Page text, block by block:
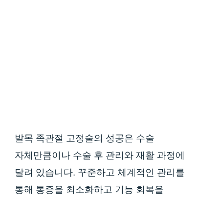
발목 족관절 고정술의 성공은 수술
자체만큼이나 수술 후 관리와 재활 과정에
달려 있습니다. 꾸준하고 체계적인 관리를
통해 통증을 최소화하고 기능 회복을